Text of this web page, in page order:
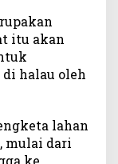
itu akan
di halau oleh
lahan
mulai dari
ke